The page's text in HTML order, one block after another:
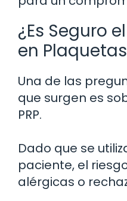
¿Es Seguro
en
Una de las
que surgen es
PRP.
Dado que se
paciente, el
alérgicas o